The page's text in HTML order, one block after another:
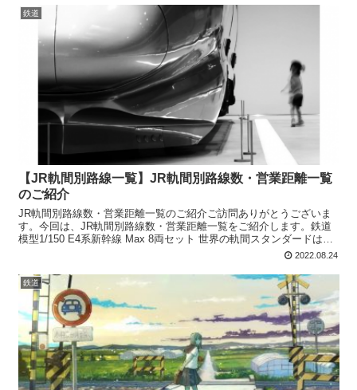
鉄道
【JR軌間別路線一覧】JR軌間別路線数・営業距離一覧
のご紹介
JR軌間別路線数・営業距離一覧のご紹介ご訪問ありがとうございま
す。今回は、JR軌間別路線数・営業距離一覧をご紹介します。鉄道
模型1/150 E4系新幹線 Max 8両セット 世界の軌間スタンダードは
2022.08.24
鉄道